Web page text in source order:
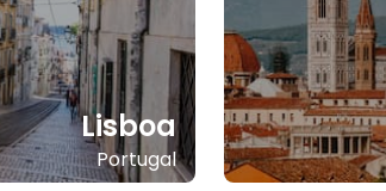
Lisboa
Portugal